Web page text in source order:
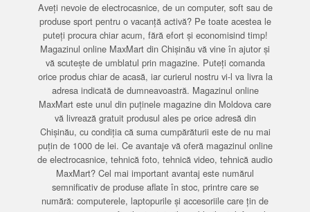
Aveți nevoie de electrocasnice, de un computer, soft sau de
produse sport pentru o vacanță activă? Pe toate acestea le
puteți procura chiar acum, fără efort și economisind timp!
Magazinul online MaxMart din Chișinău vă vine în ajutor și
vă scutește de umblatul prin magazine. Puteți comanda
orice produs chiar de acasă, iar curierul nostru vi-l va livra la
adresa indicată de dumneavoastră. Magazinul online
MaxMart este unul din puținele magazine din Moldova care
vă livrează gratuit produsul ales pe orice adresă din
Chișinău, cu condiția că suma cumpărăturii este de nu mai
puțin de 1000 de lei. Ce avantaje vă oferă magazinul online
de electrocasnice, tehnică foto, tehnică video, tehnică audio
MaxMart? Cel mai important avantaj este numărul
semnificativ de produse aflate în stoc, printre care se
numără: computerele, laptopurile și accesoriile care țin de